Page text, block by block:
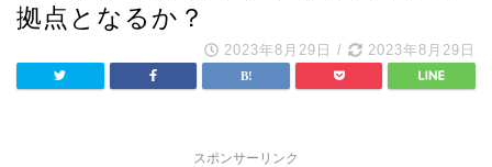
拠点となるか？
2023年8月29日 / 2023年8月29日
スポンサーリンク